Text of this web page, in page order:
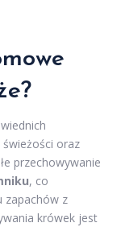
oraz
przechowywanie
, co
zapachów z
krówek jest